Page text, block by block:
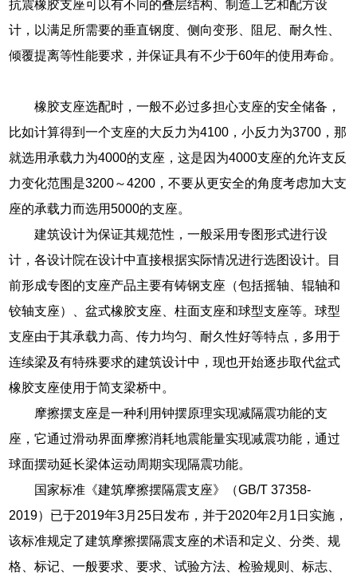
抗震橡胶支座可以有不同的叠层结构、制造工艺和配方设
计，以满足所需要的垂直钢度、侧向变形、阻尼、耐久性、
倾覆提离等性能要求，并保证具有不少于60年的使用寿命。
橡胶支座选配时，一般不必过多担心支座的安全储备，
比如计算得到一个支座的大反力为4100，小反力为3700，那
就选用承载力为4000的支座，这是因为4000支座的允许支反
力变化范围是3200～4200，不要从更安全的角度考虑加大支
座的承载力而选用5000的支座。
建筑设计为保证其规范性，一般采用专图形式进行设
计，各设计院在设计中直接根据实际情况进行选图设计。目
前形成专图的支座产品主要有铸钢支座（包括摇轴、辊轴和
铰轴支座）、盆式橡胶支座、柱面支座和球型支座等。球型
支座由于其承载力高、传力均匀、耐久性好等特点，多用于
连续梁及有特殊要求的建筑设计中，现也开始逐步取代盆式
橡胶支座使用于简支梁桥中。
摩擦摆支座是一种利用钟摆原理实现减隔震功能的支
座，它通过滑动界面摩擦消耗地震能量实现减震功能，通过
球面摆动延长梁体运动周期实现隔震功能。
国家标准《建筑摩擦摆隔震支座》（GB/T 37358-
2019）已于2019年3月25日发布，并于2020年2月1日实施，
该标准规定了建筑摩擦摆隔震支座的术语和定义、分类、规
格、标记、一般要求、要求、试验方法、检验规则、标志、